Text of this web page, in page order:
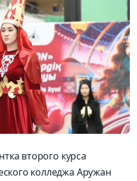
второго курса
колледжа Аружан